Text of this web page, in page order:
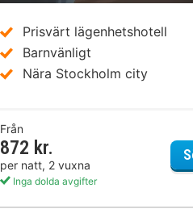
Prisvärt lägenhetshotell
Barnvänligt
Nära Stockholm city
Från
872 kr.
per natt, 2 vuxna
Inga dolda avgifter